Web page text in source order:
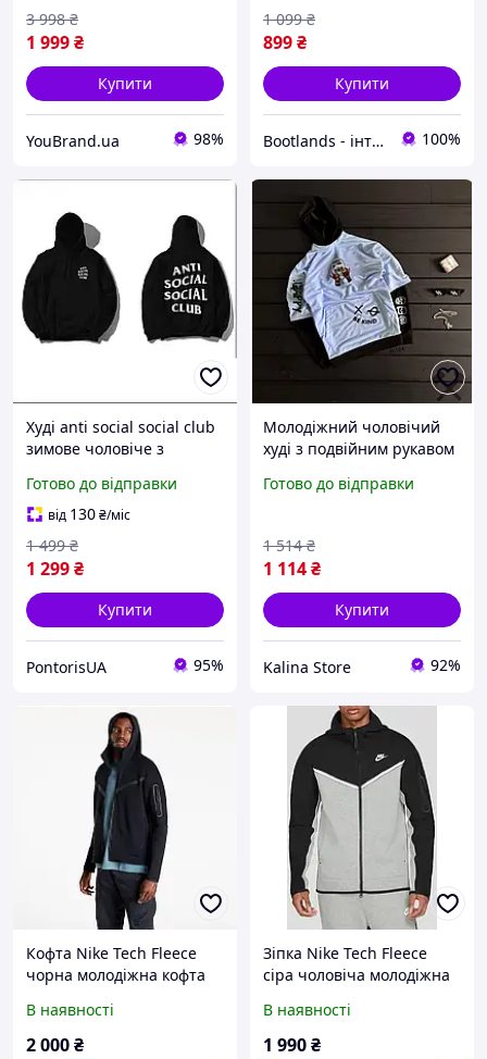
1 999₴
3 998 ₴
Купити
YouBrand.ua 98%
899₴
1 099 ₴
Купити
Bootlands - інтернет-магазин взуття та одягу 100%
Худі anti social social club
зимове чоловіче з
капюшоном на флісі
молодіжна чорна
Готово до відправки
від 130₴/міс
1 299₴
1 499 ₴
Купити
PontorisUA 95%
Молодіжний чоловічий
худі з подвійним рукавом
весни Чоловічий кофта з
чорна
Готово до відправки
1 114₴
1 514 ₴
Купити
Kalina Store 92%
Кофта Nike Tech Fleece
чорна молодіжна кофта
чорна
В наявності
2 000₴
Зіпка Nike Tech Fleece
сіра чоловіча молодіжна
чоловіча молодіжна
В наявності
1 990₴